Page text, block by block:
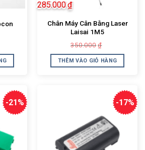
Chân Máy Cân Bằng Laser
Laisai 1M5
350.000 ₫
là:
350.000₫.
285.000₫
tại
là:
THÊM VÀO GIỎ HÀNG
-21% -17%